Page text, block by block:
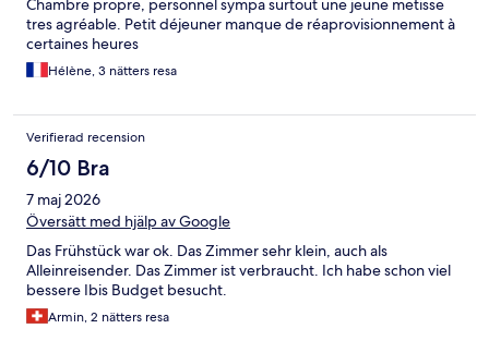
Chambre propre, personnel sympa surtout une jeune metisse
tres agréable. Petit déjeuner manque de réaprovisionnement à
certaines heures
Hélène, 3 nätters resa
Verifierad recension
6/10 Bra
7 maj 2026
Översätt med hjälp av Google
Das Frühstück war ok. Das Zimmer sehr klein, auch als
Alleinreisender. Das Zimmer ist verbraucht. Ich habe schon viel
bessere Ibis Budget besucht.
Armin, 2 nätters resa